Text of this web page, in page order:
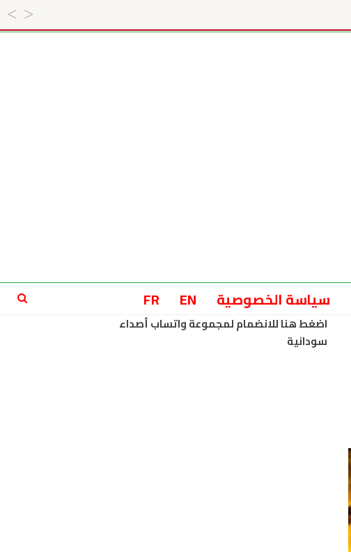
سياسة الخصوصية EN
FR
اضغط هنا للانضمام لمجموعة واتساب أصداء
سودانية